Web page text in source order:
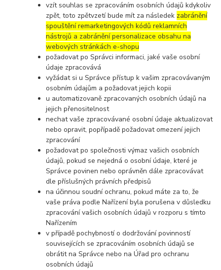
vzít souhlas se zpracováním osobních údajů kdykoliv
zpět, toto zpětvzetí bude mít za následek zabránění
spouštění remarketingových kódů reklamních
nástrojů a zabránění personalizace obsahu na
webových stránkách e-shopu
požadovat po Správci informaci, jaké vaše osobní
údaje zpracovává
vyžádat si u Správce přístup k vašim zpracovávaným
osobním údajům a požadovat jejich kopii
u automatizovaně zpracovaných osobních údajů na
jejich přenositelnost
nechat vaše zpracovávané osobní údaje aktualizovat
nebo opravit, popřípadě požadovat omezení jejich
zpracování
požadovat po společnosti výmaz vašich osobních
údajů, pokud se nejedná o osobní údaje, které je
Správce povinen nebo oprávněn dále zpracovávat
dle příslušných právních předpisů
na účinnou soudní ochranu, pokud máte za to, že
vaše práva podle Nařízení byla porušena v důsledku
zpracování vašich osobních údajů v rozporu s tímto
Nařízením
v případě pochybností o dodržování povinností
souvisejících se zpracováním osobních údajů se
obrátit na Správce nebo na Úřad pro ochranu
osobních údajů